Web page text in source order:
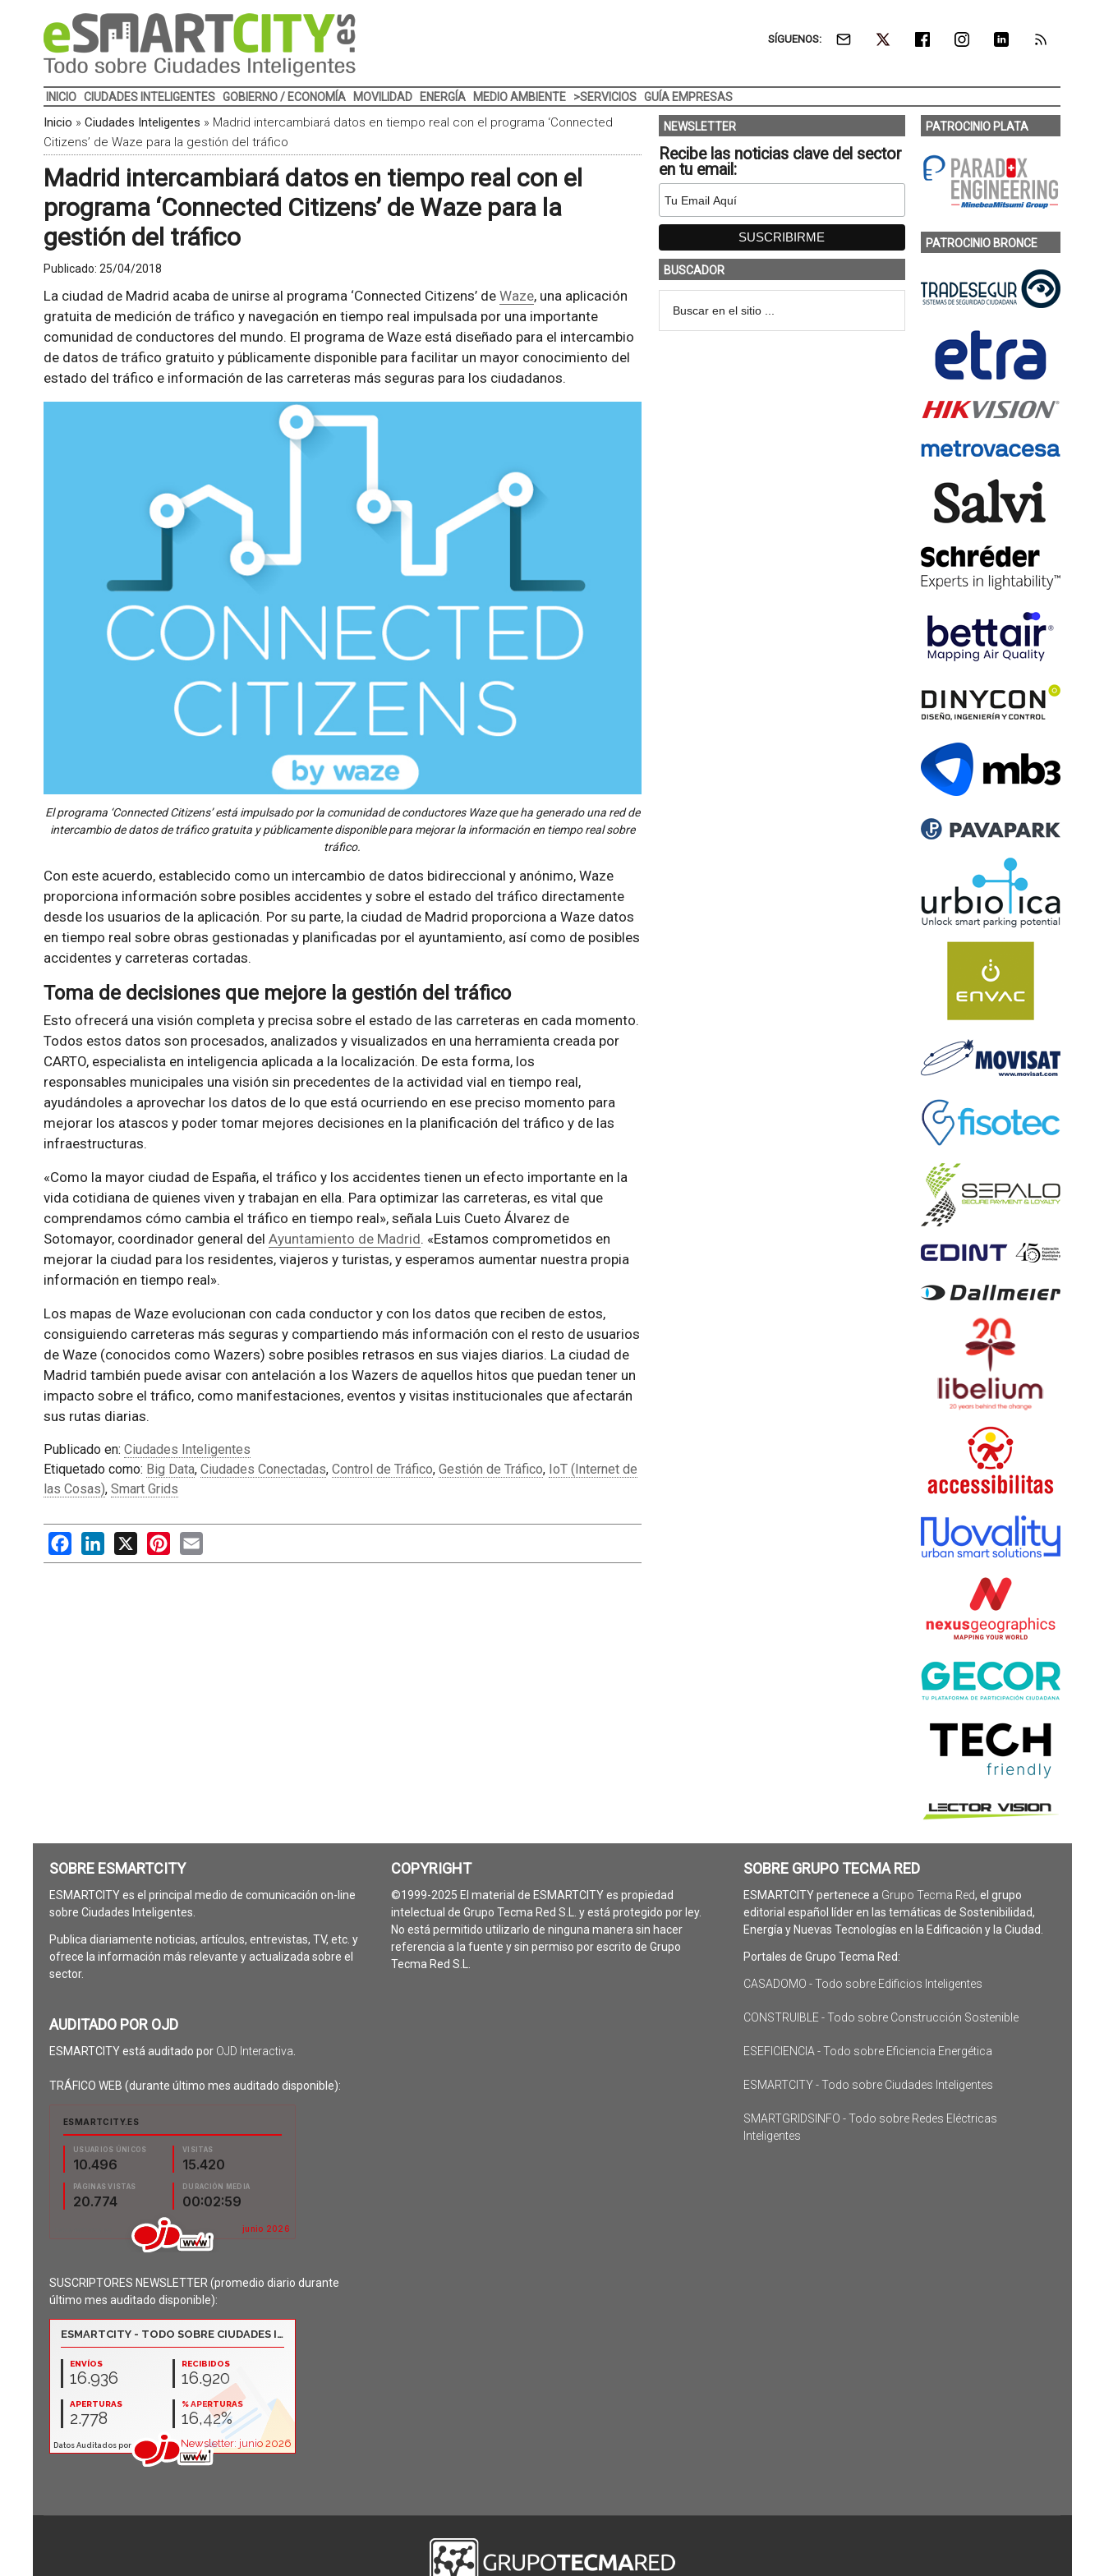
SÍGUENOS:
INICIO CIUDADES INTELIGENTES GOBIERNO / ECONOMÍA MOVILIDAD ENERGÍA MEDIO AMBIENTE >SERVICIOS GUÍA EMPRESAS
Inicio » Ciudades Inteligentes » Madrid intercambiará datos en tiempo real con el programa ‘Connected
Citizens’ de Waze para la gestión del tráfico
Madrid intercambiará datos en tiempo real con el
programa ‘Connected Citizens’ de Waze para la
gestión del tráfico
Publicado: 25/04/2018
La ciudad de Madrid acaba de unirse al programa ‘Connected Citizens’ de Waze, una aplicación
gratuita de medición de tráfico y navegación en tiempo real impulsada por una importante
comunidad de conductores del mundo. El programa de Waze está diseñado para el intercambio
de datos de tráfico gratuito y públicamente disponible para facilitar un mayor conocimiento del
estado del tráfico e información de las carreteras más seguras para los ciudadanos.
El programa ‘Connected Citizens’ está impulsado por la comunidad de conductores Waze que ha generado una red de
intercambio de datos de tráfico gratuita y públicamente disponible para mejorar la información en tiempo real sobre
tráfico.
Con este acuerdo, establecido como un intercambio de datos bidireccional y anónimo, Waze
proporciona información sobre posibles accidentes y sobre el estado del tráfico directamente
desde los usuarios de la aplicación. Por su parte, la ciudad de Madrid proporciona a Waze datos
en tiempo real sobre obras gestionadas y planificadas por el ayuntamiento, así como de posibles
accidentes y carreteras cortadas.
Toma de decisiones que mejore la gestión del tráfico
Esto ofrecerá una visión completa y precisa sobre el estado de las carreteras en cada momento.
Todos estos datos son procesados, analizados y visualizados en una herramienta creada por
CARTO, especialista en inteligencia aplicada a la localización. De esta forma, los
responsables municipales una visión sin precedentes de la actividad vial en tiempo real,
ayudándoles a aprovechar los datos de lo que está ocurriendo en ese preciso momento para
mejorar los atascos y poder tomar mejores decisiones en la planificación del tráfico y de las
infraestructuras.
«Como la mayor ciudad de España, el tráfico y los accidentes tienen un efecto importante en la
vida cotidiana de quienes viven y trabajan en ella. Para optimizar las carreteras, es vital que
comprendamos cómo cambia el tráfico en tiempo real», señala Luis Cueto Álvarez de
Sotomayor, coordinador general del Ayuntamiento de Madrid. «Estamos comprometidos en
mejorar la ciudad para los residentes, viajeros y turistas, y esperamos aumentar nuestra propia
información en tiempo real».
Los mapas de Waze evolucionan con cada conductor y con los datos que reciben de estos,
consiguiendo carreteras más seguras y compartiendo más información con el resto de usuarios
de Waze (conocidos como Wazers) sobre posibles retrasos en sus viajes diarios. La ciudad de
Madrid también puede avisar con antelación a los Wazers de aquellos hitos que puedan tener un
impacto sobre el tráfico, como manifestaciones, eventos y visitas institucionales que afectarán
sus rutas diarias.
Publicado en: Ciudades Inteligentes
Etiquetado como: Big Data, Ciudades Conectadas, Control de Tráfico, Gestión de Tráfico, IoT (Internet de
las Cosas), Smart Grids
FacebookLinkedIn
X PinterestEmail
NEWSLETTER
Recibe las noticias clave del sector
en tu email:
BUSCADOR
PATROCINIO PLATA
PATROCINIO BRONCE
SOBRE ESMARTCITY
ESMARTCITY es el principal medio de comunicación on-line
sobre Ciudades Inteligentes.
Publica diariamente noticias, artículos, entrevistas, TV, etc. y
ofrece la información más relevante y actualizada sobre el
sector.
AUDITADO POR OJD
ESMARTCITY está auditado por OJD Interactiva
TRÁFICO WEB (durante último mes auditado disponible):
SUSCRIPTORES NEWSLETTER (promedio diario durante
último mes auditado disponible):
COPYRIGHT
©1999-2025 El material de ESMARTCITY es propiedad
intelectual de Grupo Tecma Red S.L. y está protegido por ley.
No está permitido utilizarlo de ninguna manera sin hacer
referencia a la fuente y sin permiso por escrito de Grupo
Tecma Red S.L.
SOBRE GRUPO TECMA RED
ESMARTCITY pertenece a Grupo Tecma Red, el grupo
editorial español líder en las temáticas de Sostenibilidad,
Energía y Nuevas Tecnologías en la Edificación y la Ciudad.
Portales de Grupo Tecma Red:
CASADOMO - Todo sobre Edificios Inteligentes
CONSTRUIBLE - Todo sobre Construcción Sostenible
ESEFICIENCIA - Todo sobre Eficiencia Energética
ESMARTCITY - Todo sobre Ciudades Inteligentes
SMARTGRIDSINFO - Todo sobre Redes Eléctricas
Inteligentes